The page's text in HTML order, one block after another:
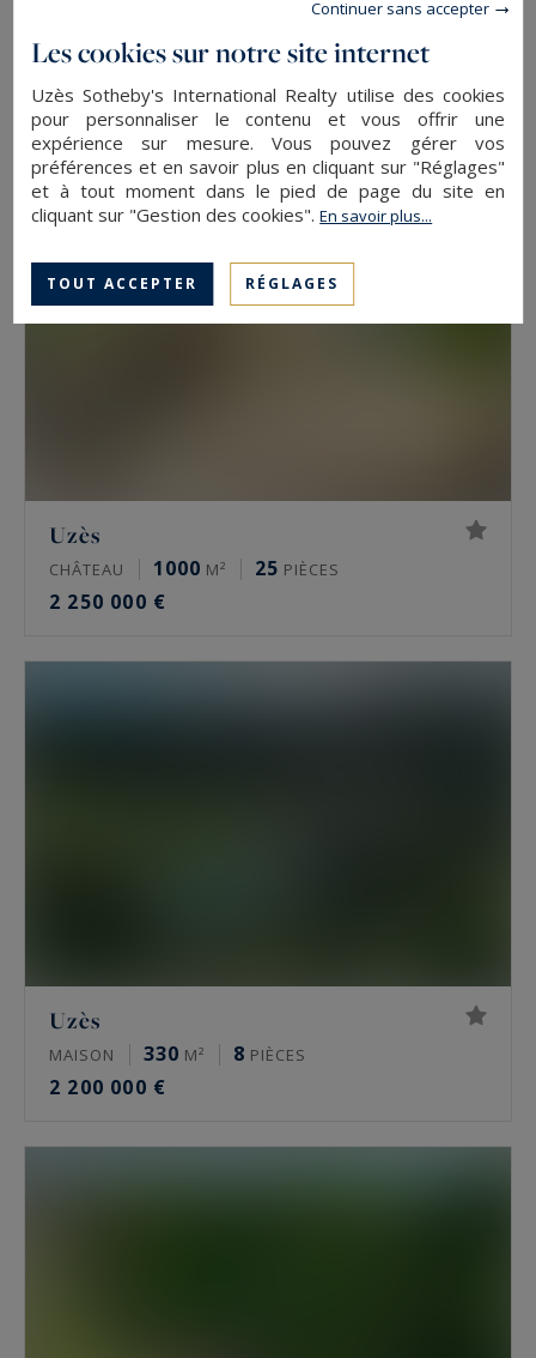
Uzès
PROPRIÉTÉ 305 PIÈCES
2 440 000 €
Uzès
CHÂTEAU 1000 M² 25 PIÈCES
2 250 000 €
Uzès
MAISON 330 M² 8 PIÈCES
2 200 000 €
Les cookies sur notre site internet
Uzès Sotheby's International Realty utilise des cookies
pour personnaliser le contenu et vous offrir une
expérience sur mesure. Vous pouvez gérer vos
préférences et en savoir plus en cliquant sur "Réglages"
et à tout moment dans le pied de page du site en
cliquant sur "Gestion des cookies".En savoir plus...
TOUT ACCEPTER RÉGLAGES
Continuer sans accepter